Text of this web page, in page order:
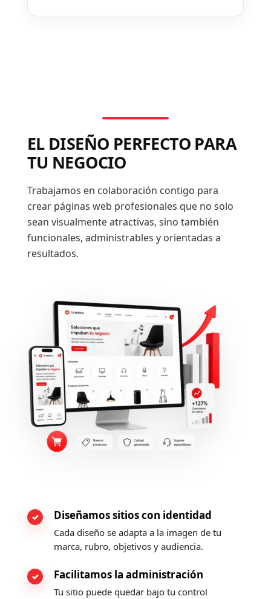
EL DISEÑO PERFECTO PARA
TU NEGOCIO
Trabajamos en colaboración contigo para
crear páginas web profesionales que no solo
sean visualmente atractivas, sino también
funcionales, administrables y orientadas a
resultados.
Diseñamos sitios con identidad
Cada diseño se adapta a la imagen de tu
marca, rubro, objetivos y audiencia.
Facilitamos la administración
Tu sitio puede quedar bajo tu control